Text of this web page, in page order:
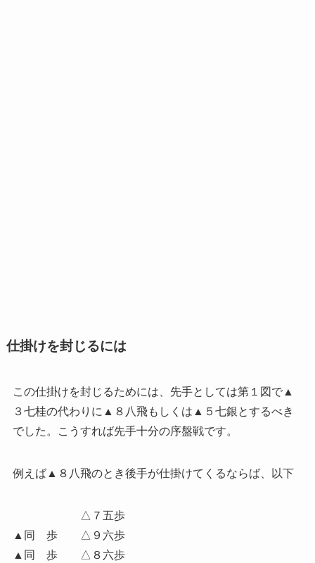
仕掛けを封じるには
この仕掛けを封じるためには、先手としては第１図で▲
３七桂の代わりに▲８八飛もしくは▲５七銀とするべき
でした。こうすれば先手十分の序盤戦です。
例えば▲８八飛のとき後手が仕掛けてくるならば、以下
△７五歩
▲同 歩 △９六歩
▲同 歩 △８六歩